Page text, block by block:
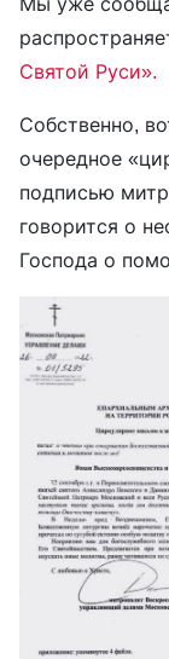
Святой Руси».
Собственно,
очередное
подписью
говорится о
Господа о